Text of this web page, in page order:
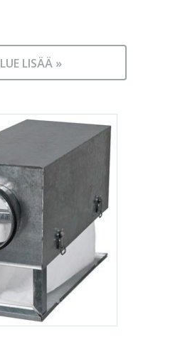
LUE LISÄÄ »